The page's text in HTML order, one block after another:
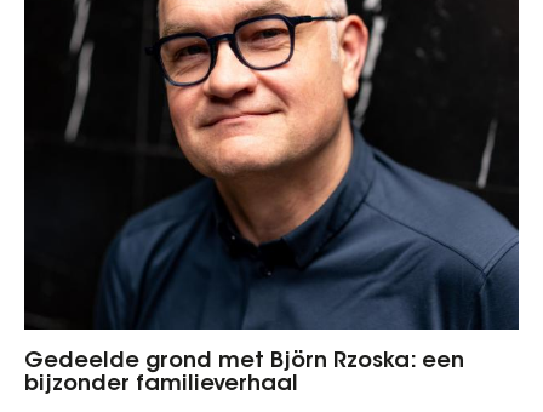
Gedeelde grond met Björn Rzoska: een
bijzonder familieverhaal